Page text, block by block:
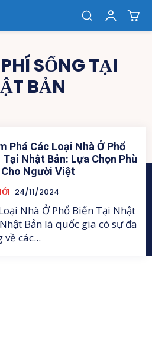
SỐNG TẠI
BẢN
Phá Các Loại Nhà Ở Phổ
Tại Nhật Bản: Lựa Chọn Phù
Cho Người Việt
24/11/2024
Nhà Ở Phổ Biến Tại Nhật
về các...